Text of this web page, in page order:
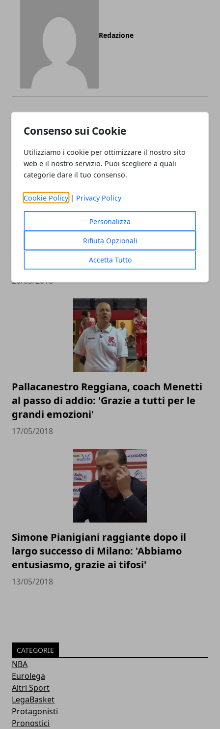
Consenso sui Cookie
Utilizziamo i cookie per ottimizzare il nostro sito
web e il nostro servizio. Puoi scegliere a quali
categorie dare il tuo consenso.
Cookie Policy | Privacy Policy
Personalizza
Rifiuta Opzionali
Accetta Tutto
Redazione
ARTICOLI CORRELATI
Pistoia Basket 2000: annunciato il
divorzio ufficiale da coach Vincenzo
20/05/2018
Pallacanestro Reggiana, coach Menetti
al passo di addio: 'Grazie a tutti per le
grandi emozioni'
17/05/2018
Simone Pianigiani raggiante dopo il
largo successo di Milano: 'Abbiamo
entusiasmo, grazie ai tifosi'
13/05/2018
CATEGORIE
NBA
Eurolega
Altri Sport
LegaBasket
Protagonisti
Pronostici